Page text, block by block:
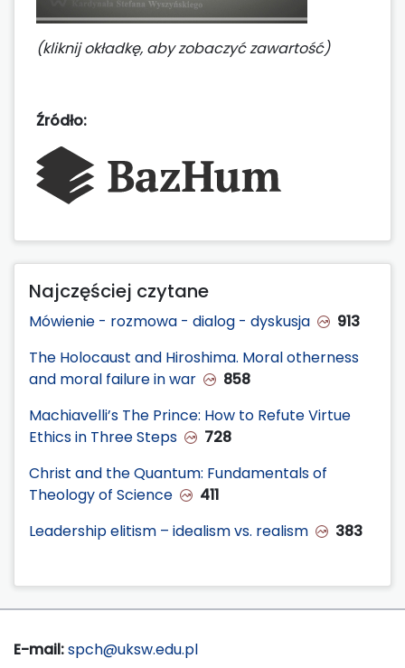
(kliknij okładkę, aby zobaczyć zawartość)
Źródło:
Najczęściej czytane
Mówienie - rozmowa - dialog - dyskusja
913
The Holocaust and Hiroshima. Moral otherness
and moral failure in war
858
Machiavelli’s The Prince: How to Refute Virtue
Ethics in Three Steps
728
Christ and the Quantum: Fundamentals of
Theology of Science
411
Leadership elitism – idealism vs. realism
383
E-mail:spch@uksw.edu.pl